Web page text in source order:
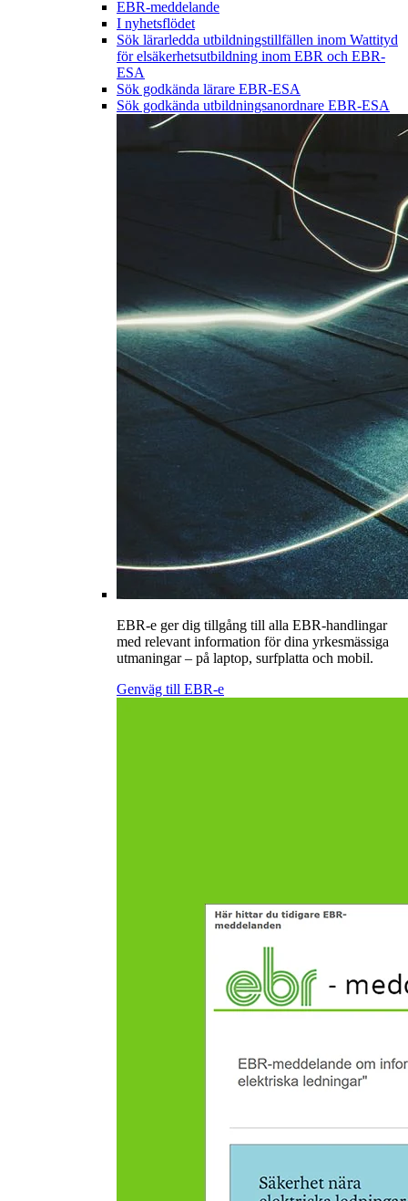
EBR-meddelande
I nyhetsflödet
Sök lärarledda utbildningstillfällen inom Wattityd
för elsäkerhetsutbildning inom EBR och EBR-
ESA
Sök godkända lärare EBR-ESA
Sök godkända utbildningsanordnare EBR-ESA
EBR-e ger dig tillgång till alla EBR-handlingar
med relevant information för dina yrkesmässiga
utmaningar – på laptop, surfplatta och mobil.
Genväg till EBR-e